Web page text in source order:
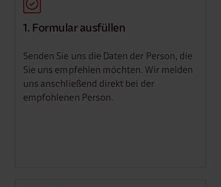
1. Formular ausfüllen
Senden Sie uns die Daten der Person, die
Sie uns empfehlen möchten. Wir melden
uns anschließend direkt bei der
empfohlenen Person.